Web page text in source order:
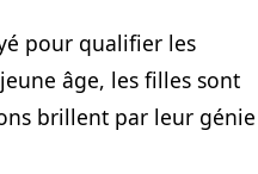
pour qualifier les
âge, les filles sont
brillent par leur génie